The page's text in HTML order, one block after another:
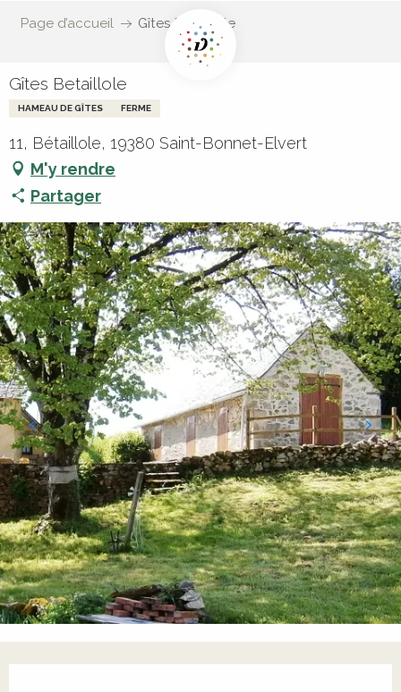
Page d’accueil Gîtes Betaillole
Gîtes Betaillole
HAMEAU DE GÎTES FERME
11, Bétaillole, 19380 Saint-Bonnet-Elvert
M'y rendre
Partager